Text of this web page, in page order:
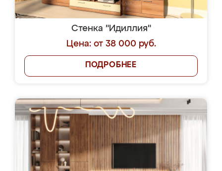
Стенка "Идиллия"
Цена: от 38 000 руб.
ПОДРОБНЕЕ